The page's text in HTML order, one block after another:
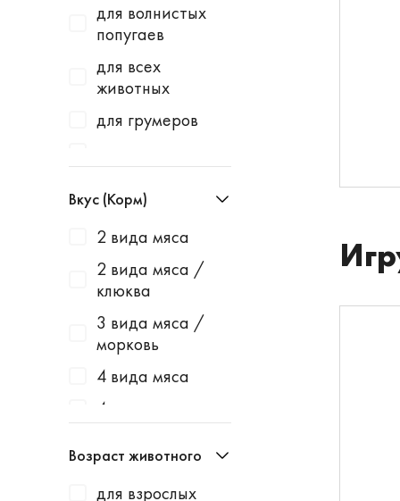
Aquael
Avantie
AWARD
Beaphar
Belcando
Best Dinner
Blitz
Bonsy
Bosch
Bosch Soft
Bowl Wow
Brit
Canine Clean
Cat's White
для волнистых
попугаев
для всех
животных
для грумеров
для канареек
для карликовых
кроликов
для карликовых
хомяков
для
кастрированны
х котов
для коров
для котят
для котят и
Вкус (Корм)
2 вида мяса
2 вида мяса /
клюква
3 вида мяса /
морковь
4 вида мяса
4 мяса
Возраст животного
для взрослых